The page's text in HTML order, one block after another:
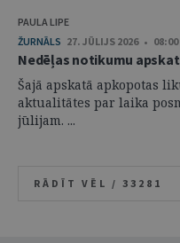
PAULA LIPE
ŽURNĀLS 27. JŪLIJS 2026 • 08:00
Nedēļas notikumu
Šajā apskatā apkopotas
aktualitātes par laika
jūlijam. ...
RĀDĪT VĒL / 33281